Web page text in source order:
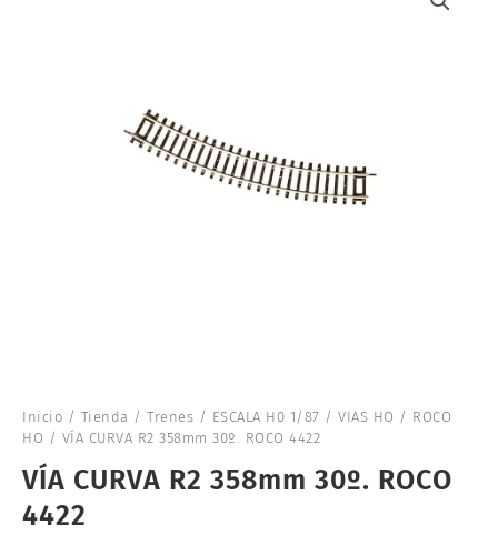
Inicio / Tienda / Trenes / ESCALA H0 1/87 / VIAS HO / ROCO
HO / VÍA CURVA R2 358mm 30º. ROCO 4422
VÍA CURVA R2 358mm 30º. ROCO
4422